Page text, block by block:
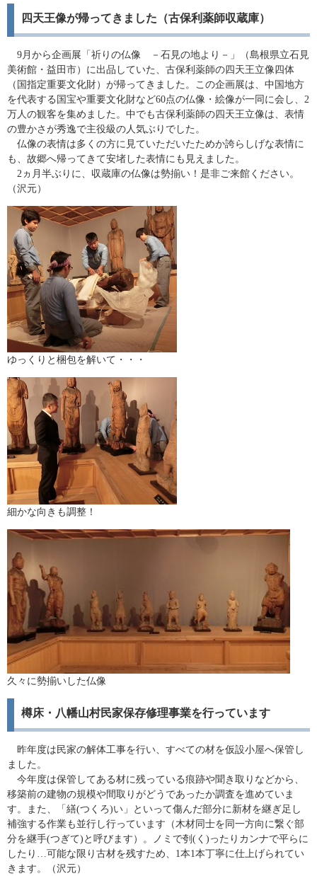
四天王像が帰ってきました（古保利薬師収蔵庫）
9月から企画展「祈りの仏像 －石見の地より－」（島根県立石見
美術館・益田市）に出品していた、古保利薬師の四天王立像四体
（国指定重要文化財）が帰ってきました。この企画展は、中国地方
を代表する国宝や重要文化財など60点の仏像・絵像が一同に会し、2
万人の観客を集めました。中でも古保利薬師の四天王立像は、表情
の豊かさが秀逸で主役級の人気ぶりでした。
仏像の表情は多くの方に見ていただいたためか誇らしげな表情に
も、故郷へ帰ってきて安堵した表情にも見えました。
2ヵ月半ぶりに、収蔵庫の仏像は勢揃い！是非ご来館ください。
（沢元）
ゆっくりと梱包を解いて・・・
細かな向きも調整！
久々に勢揃いした仏像
樽床・八幡山村民家保存修理事業を行っています
昨年度は民家の解体工事を行い、すべての材を仮設小屋へ保管し
ました。
今年度は保管してある材に残っている痕跡や聞き取りなどから、
移築前の建物の規模や間取りがどうであったか調査を進めていま
す。また、「繕(つくろ)い」といって傷んだ部分に新材を継ぎ足し
補強する作業も並行し行っています（木材同士を同一方向に繋ぐ部
分を継手(つぎて)と呼びます）。ノミで刳(く)ったりカンナで平らに
したり…可能な限り古材を残すため、1本1本丁寧に仕上げられてい
きます。（沢元）